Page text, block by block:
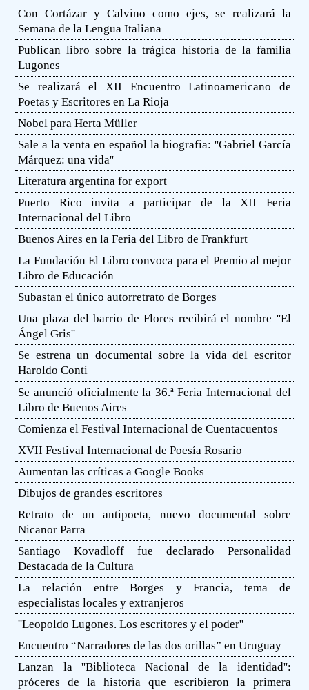
Con Cortázar y Calvino como ejes, se realizará la
Semana de la Lengua Italiana
Publican libro sobre la trágica historia de la familia
Lugones
Se realizará el XII Encuentro Latinoamericano de
Poetas y Escritores en La Rioja
Nobel para Herta Müller
Sale a la venta en español la biografia: ''Gabriel García
Márquez: una vida''
Literatura argentina for export
Puerto Rico invita a participar de la XII Feria
Internacional del Libro
Buenos Aires en la Feria del Libro de Frankfurt
La Fundación El Libro convoca para el Premio al mejor
Libro de Educación
Subastan el único autorretrato de Borges
Una plaza del barrio de Flores recibirá el nombre ''El
Ángel Gris''
Se estrena un documental sobre la vida del escritor
Haroldo Conti
Se anunció oficialmente la 36.ª Feria Internacional del
Libro de Buenos Aires
Comienza el Festival Internacional de Cuentacuentos
XVII Festival Internacional de Poesía Rosario
Aumentan las críticas a Google Books
Dibujos de grandes escritores
Retrato de un antipoeta, nuevo documental sobre
Nicanor Parra
Santiago Kovadloff fue declarado Personalidad
Destacada de la Cultura
La relación entre Borges y Francia, tema de
especialistas locales y extranjeros
''Leopoldo Lugones. Los escritores y el poder''
Encuentro “Narradores de las dos orillas” en Uruguay
Lanzan la ''Biblioteca Nacional de la identidad'':
próceres de la historia que escribieron la primera